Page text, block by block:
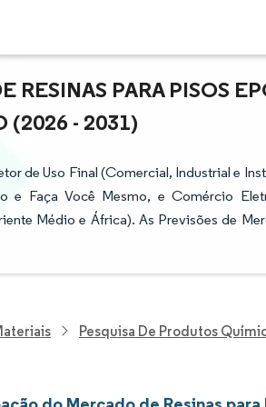
PARA PISOS
(2026 - 2031)
de Uso Final (Comercial, Industrial e
e Faça Você Mesmo, e Comércio
Médio e África). As Previsões de
Pesquisa De Produtos